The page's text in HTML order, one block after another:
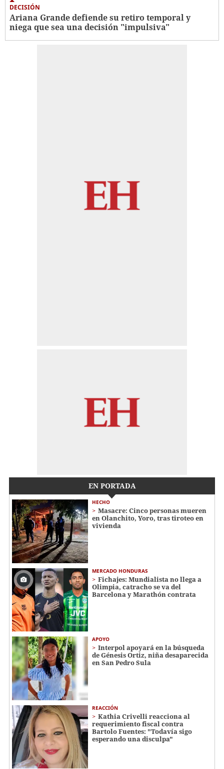
DECISIÓN
Ariana Grande defiende su retiro temporal y
niega que sea una decisión "impulsiva"
EN PORTADA
HECHO
Masacre: Cinco personas mueren
en Olanchito, Yoro, tras tiroteo en
vivienda
MERCADO HONDURAS
Fichajes: Mundialista no llega a
Olimpia, catracho se va del
Barcelona y Marathón contrata
APOYO
Interpol apoyará en la búsqueda
de Génesis Ortiz, niña desaparecida
en San Pedro Sula
REACCIÓN
Kathia Crivelli reacciona al
requerimiento fiscal contra
Bartolo Fuentes: "Todavía sigo
esperando una disculpa"